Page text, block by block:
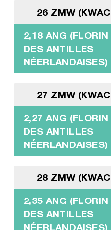
26 ZMW
2,18 ANG (FLORIN
DES ANTILLES
NÉERLANDAISES)
27 ZMW
2,27 ANG (FLORIN
DES ANTILLES
NÉERLANDAISES)
28 ZMW
2,35 ANG (FLORIN
DES ANTILLES
NÉERLANDAISES)